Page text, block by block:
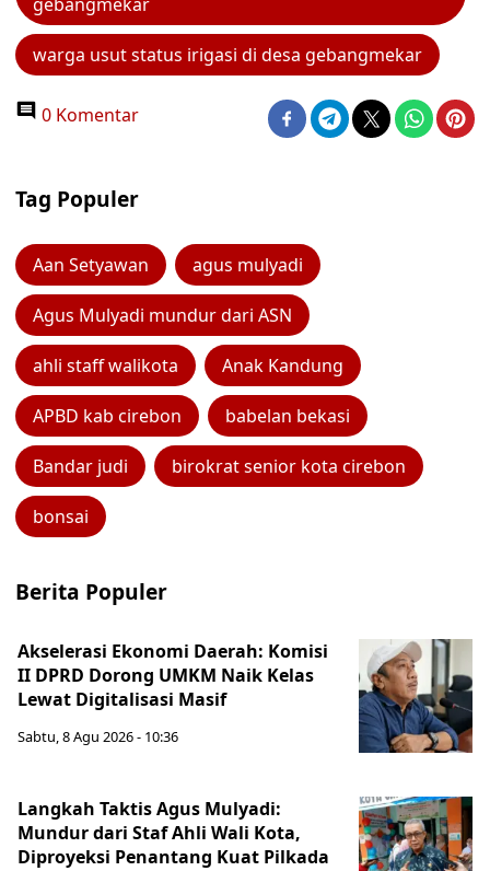
warga usut status irigasi di desa gebangmekar
0 Komentar
Tag Populer
Aan Setyawan agus mulyadi
Agus Mulyadi mundur dari ASN
ahli staff walikota Anak Kandung
APBD kab cirebon babelan bekasi
Bandar judi birokrat senior kota cirebon
bonsai
Berita Populer
Akselerasi Ekonomi Daerah: Komisi
II DPRD Dorong UMKM Naik Kelas
Lewat Digitalisasi Masif
Sabtu, 8 Agu 2026 - 10:36
Langkah Taktis Agus Mulyadi:
Mundur dari Staf Ahli Wali Kota,
Diproyeksi Penantang Kuat Pilkada